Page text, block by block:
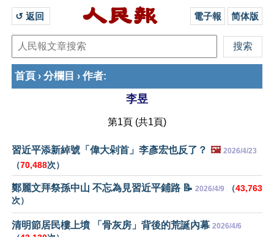
↺ 返回 電子報 简体版
首頁 › 分欄目 › 作者:
李昱
第1頁 (共1頁)
習近平添新綽號「偉大剁首」李彥宏也反了？ 🖼️ 2026/4/23
（70,488次）
鄭麗文拜祭孫中山 不忘為見習近平鋪路 📝 2026/4/9 （43,763
次）
清明節居民樓上墳 「骨灰房」背後的荒誕內幕 2026/4/6